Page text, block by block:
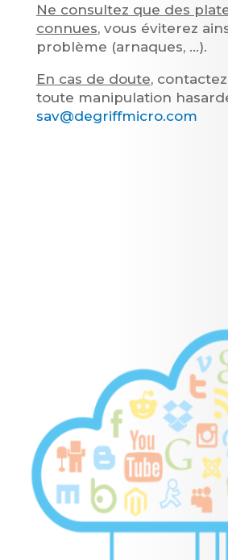
Ne consultez que des
connues, vous éviterez
problème (arnaques, …).
En cas de doute,
toute manipulation
sav@degriffmicro.com